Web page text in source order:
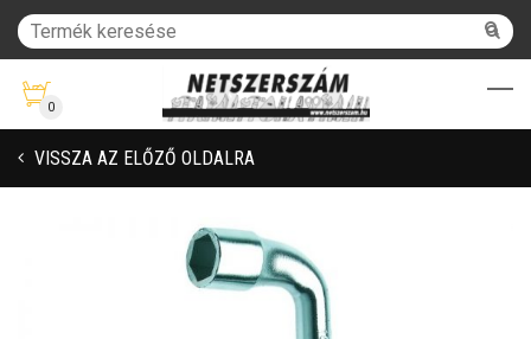
0
VISSZA AZ ELŐZŐ OLDALRA